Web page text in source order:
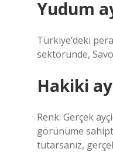
Yudum
Türkiye’deki
sektöründe,
Hakiki
Renk: Gerçek
görünüme
tutarsanız,